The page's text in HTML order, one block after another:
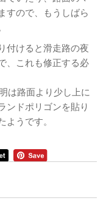
すので、もうしばら
付けると滑走路の夜
、これも修正する必
は路面より少し上に
ンドポリゴンを貼り
うです。